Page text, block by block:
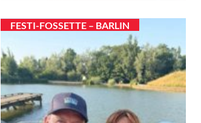
FESTI-FOSSETTE – BARLIN